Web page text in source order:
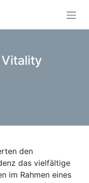
den
das vielfältige
im Rahmen eines